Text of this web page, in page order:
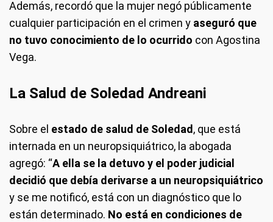
Además, recordó que la mujer negó públicamente
cualquier participación en el crimen y aseguró que
no tuvo conocimiento de lo ocurrido con Agostina
Vega.
La Salud de Soledad Andreani
Sobre el estado de salud de Soledad , que está
internada en un neuropsiquiátrico, la abogada
agregó: “A ella se la detuvo y el poder judicial
decidió que debía derivarse a un neuropsiquiátrico
y se me notificó, está con un diagnóstico que lo
están determinado. No está en condiciones de